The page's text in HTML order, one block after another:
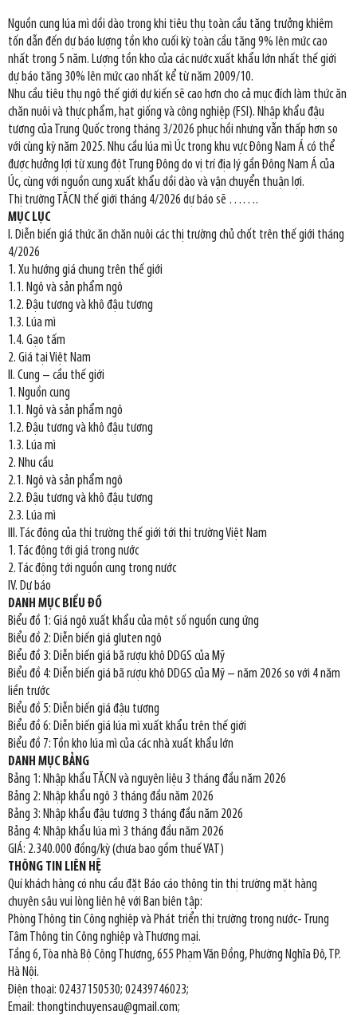
Nguồn cung lúa mì dồi dào trong khi tiêu thụ toàn cầu tăng trưởng khiêm
tốn dẫn đến dự báo lượng tồn kho cuối kỳ toàn cầu tăng 9% lên mức cao
nhất trong 5 năm. Lượng tồn kho của các nước xuất khẩu lớn nhất thế giới
dự báo tăng 30% lên mức cao nhất kể từ năm 2009/10.
Nhu cầu tiêu thụ ngô thế giới dự kiến sẽ cao hơn cho cả mục đích làm thức ăn
chăn nuôi và thực phẩm, hạt giống và công nghiệp (FSI). Nhập khẩu đậu
tương của Trung Quốc trong tháng 3/2026 phục hồi nhưng vẫn thấp hơn so
với cùng kỳ năm 2025. Nhu cầu lúa mì Úc trong khu vực Đông Nam Á có thể
được hưởng lợi từ xung đột Trung Đông do vị trí địa lý gần Đông Nam Á của
Úc, cùng với nguồn cung xuất khẩu dồi dào và vận chuyển thuận lợi.
Thị trường TĂCN thế giới tháng 4/2026 dự báo sẽ …….
MỤC LỤC
I. Diễn biến giá thức ăn chăn nuôi các thị trường chủ chốt trên thế giới tháng
4/2026
1. Xu hướng giá chung trên thế giới
1.1. Ngô và sản phẩm ngô
1.2. Đậu tương và khô đậu tương
1.3. Lúa mì
1.4. Gạo tấm
2. Giá tại Việt Nam
II. Cung – cầu thế giới
1. Nguồn cung
1.1. Ngô và sản phẩm ngô
1.2. Đậu tương và khô đậu tương
1.3. Lúa mì
2. Nhu cầu
2.1. Ngô và sản phẩm ngô
2.2. Đậu tương và khô đậu tương
2.3. Lúa mì
III. Tác động của thị trường thế giới tới thị trường Việt Nam
1. Tác động tới giá trong nước
2. Tác động tới nguồn cung trong nước
IV. Dự báo
DANH MỤC BIỂU ĐỒ
Biểu đồ 1: Giá ngô xuất khẩu của một số nguồn cung ứng
Biểu đồ 2: Diễn biến giá gluten ngô
Biểu đồ 3: Diễn biến giá bã rượu khô DDGS của Mỹ
Biểu đồ 4: Diễn biến giá bã rượu khô DDGS của Mỹ – năm 2026 so với 4 năm
liền trước
Biểu đồ 5: Diễn biến giá đậu tương
Biểu đồ 6: Diễn biến giá lúa mì xuất khẩu trên thế giới
Biểu đồ 7: Tồn kho lúa mì của các nhà xuất khẩu lớn
DANH MỤC BẢNG
Bảng 1: Nhập khẩu TĂCN và nguyên liệu 3 tháng đầu năm 2026
Bảng 2: Nhập khẩu ngô 3 tháng đầu năm 2026
Bảng 3: Nhập khẩu đậu tương 3 tháng đầu năm 2026
Bảng 4: Nhập khẩu lúa mì 3 tháng đầu năm 2026
GIÁ: 2.340.000 đồng/kỳ (chưa bao gồm thuế VAT)
THÔNG TIN LIÊN HỆ
Quí khách hàng có nhu cầu đặt Báo cáo thông tin thị trường mặt hàng
chuyên sâu vui lòng liên hệ với Ban biên tập:
Phòng Thông tin Công nghiệp và Phát triển thị trường trong nước- Trung
Tâm Thông tin Công nghiệp và Thương mại.
Tầng 6, Tòa nhà Bộ Công Thương, 655 Phạm Văn Đồng, Phường Nghĩa Đô, TP.
Hà Nội.
Điện thoại: 02437150530; 02439746023;
Email: thongtinchuyensau@gmail.com;